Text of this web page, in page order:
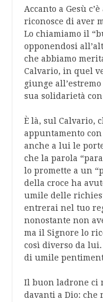
Accanto a Gesù
riconosce di aver
Lo chiamiamo il
opponendosi
che abbiamo
Calvario, in quel
giunge
sua solidarietà
È là, sul Calvario,
appuntamento
anche a lui le
che la parola
lo promette a un
della croce ha
umile delle
entrerai nel tuo
nonostante non
ma il Signore lo
così diverso da
di umile
Il buon ladrone ci
davanti a Dio: